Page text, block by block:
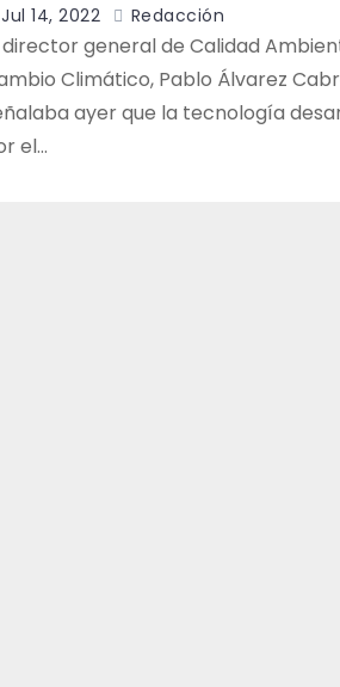
Jul 14, 2022 Redacción
director general de Calidad
Climático, Pablo Álvarez
ayer que la tecnología
el…